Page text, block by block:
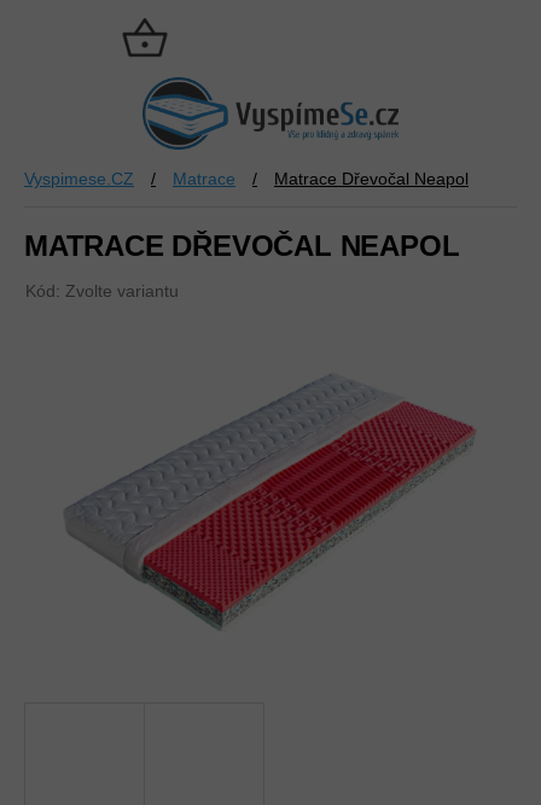
NÁKUPNÍ
KOŠÍK
Vyspimese.CZ / Matrace / Matrace Dřevočal Neapol
MATRACE DŘEVOČAL NEAPOL
Kód: Zvolte variantu